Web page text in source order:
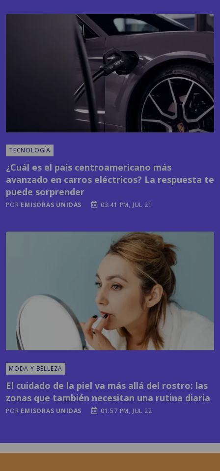
avanzado en carros eléctricos? La respuesta te
puede sorprender
EMISORAS UNIDAS 03:41 PM, JUL 21
MODA Y BELLEZA
zonas que también necesitan una rutina diaria
POR EMISORAS UNIDAS 01:57 PM, JUL 22